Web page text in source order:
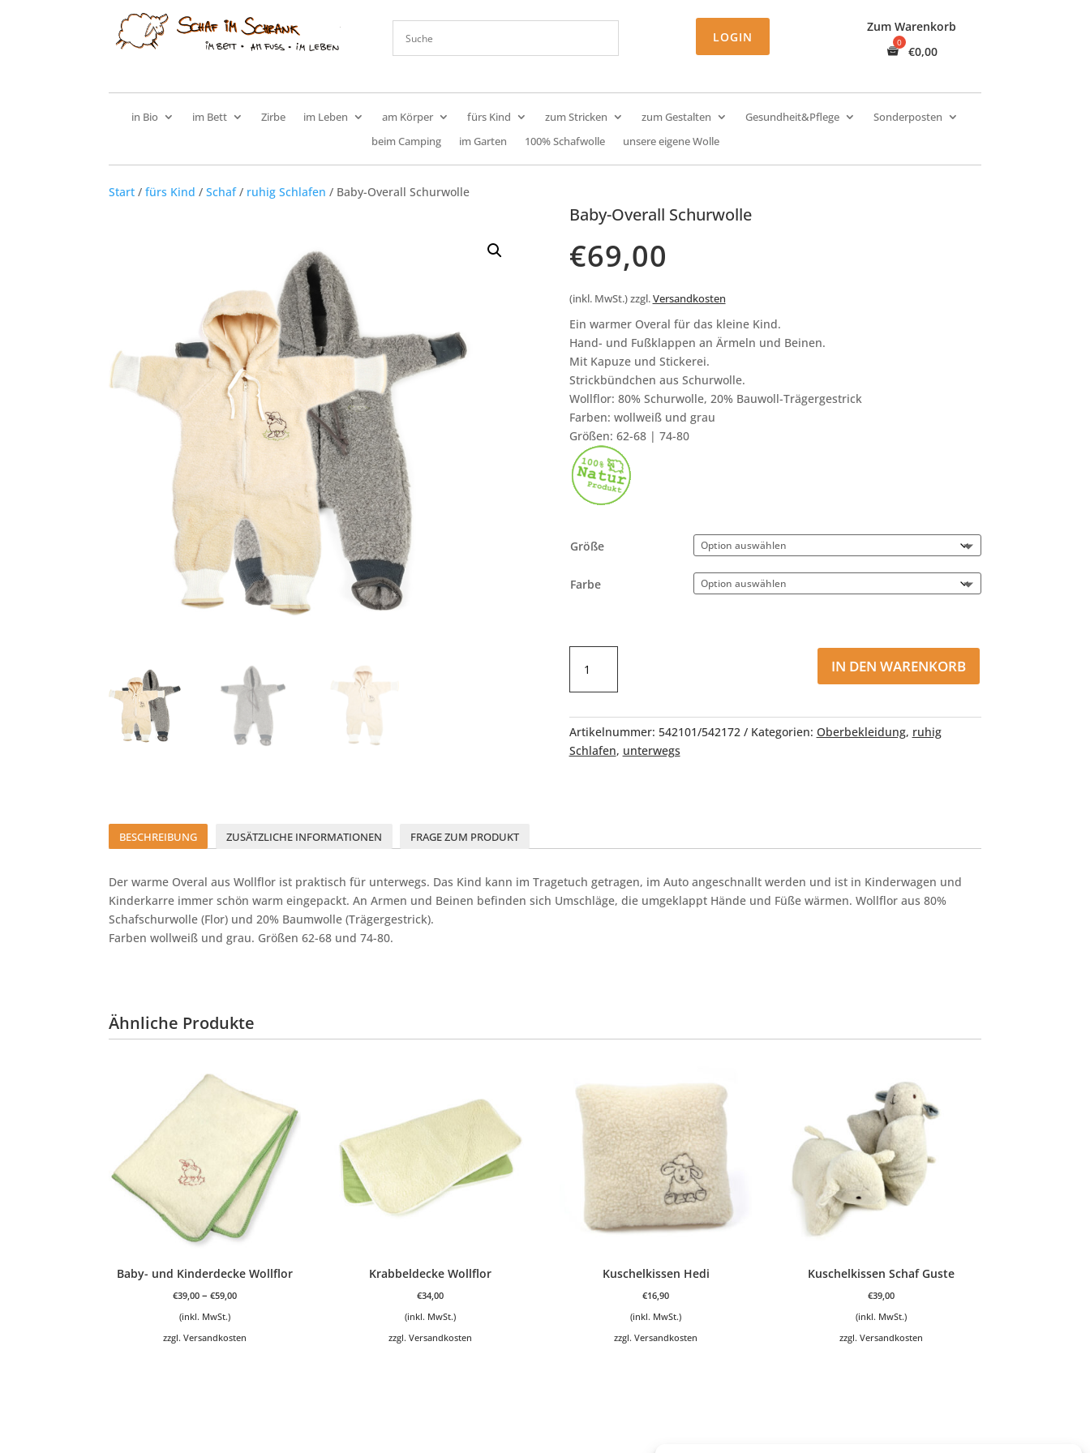
LOGIN
Zum Warenkorb
€0,00
in Bio im Bett Zirbe im Leben am Körper fürs Kind zum Stricken zum Gestalten Gesundheit&Pflege
Sonderposten
beim Camping
im Garten 100% Schafwolle unsere eigene Wolle
Start /fürs Kind /Schaf/ ruhig Schlafen / Baby-Overall Schurwolle
Baby-Overall Schurwolle
€69,00
(inkl. MwSt.) zzgl.Versandkosten
Ein warmer Overal für das kleine Kind.
Hand- und Fußklappen an Ärmeln und Beinen.
Mit Kapuze und Stickerei.
Strickbündchen aus Schurwolle.
Wollflor: 80% Schurwolle, 20% Bauwoll-Trägergestrick
Farben: wollweiß und grau
Größen: 62-68 | 74-80
Größe
Farbe
Overall
Schurwolle
IN DEN WARENKORB
Artikelnummer: 542101/542172 Kategorien: Oberbekleidung, ruhig
Schlafen, unterwegs
BESCHREIBUNG ZUSÄTZLICHE INFORMATIONEN FRAGE ZUM PRODUKT
Der warme Overal aus Wollflor ist praktisch für unterwegs. Das Kind kann im Tragetuch getragen, im Auto angeschnallt werden und ist in Kinderwagen und
Kinderkarre immer schön warm eingepackt. An Armen und Beinen befinden sich Umschläge, die umgeklappt Hände und Füße wärmen. Wollflor aus 80%
Schafschurwolle (Flor) und 20% Baumwolle (Trägergestrick).
Farben wollweiß und grau. Größen 62-68 und 74-80.
Ähnliche Produkte
Baby- und Kinderdecke Wollflor
€39,00 –€59,00
(inkl. MwSt.)
zzgl.Versandkosten
Krabbeldecke Wollflor
€34,00
(inkl. MwSt.)
zzgl.Versandkosten
Kuschelkissen Hedi
€16,90
(inkl. MwSt.)
zzgl.Versandkosten
Kuschelkissen Schaf Guste
€39,00
(inkl. MwSt.)
zzgl.Versandkosten